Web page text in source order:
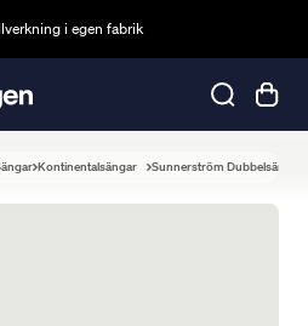
i egen fabrik
Kontinentalsängar Sunnerström Dubbelsäng